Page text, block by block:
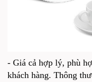
- Giá cả hợp lý, phù
khách hàng. Thông